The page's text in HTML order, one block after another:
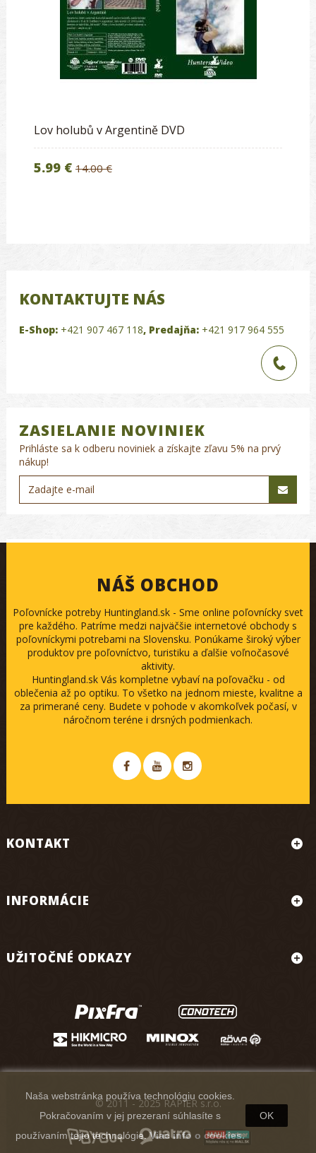
Lov holubů v Argentině DVD
5.99 € 14.00 €
KONTAKTUJTE NÁS
E-Shop: +421 907 467 118, Predajňa: +421 917 964 555
ZASIELANIE NOVINIEK
Prihláste sa k odberu noviniek a získajte zľavu 5% na prvý
nákup!
NÁŠ OBCHOD
Poľovnícke potreby Huntingland.sk - Sme online poľovnícky svet
pre každého. Patríme medzi najväčšie internetové obchody s
poľovníckymi potrebami na Slovensku. Ponúkame široký výber
produktov pre poľovníctvo, turistiku a ďalšie voľnočasové
aktivity.
Huntingland.sk Vás kompletne vybaví na poľovačku - od
oblečenia až po optiku. To všetko na jednom mieste, kvalitne a
za primerané ceny. Budete v pohode v akomkoľvek počasí, v
náročnom teréne i drsných podmienkach.
KONTAKT
INFORMÁCIE
UŽITOČNÉ ODKAZY
Naša webstránka používa technológiu cookies.
Pokračovaním v jej prezeraní súhlasíte s
používaním tejto technológie.Viac info o cookies.
OK
© 2011 - 2025 RAPIER s.r.o.